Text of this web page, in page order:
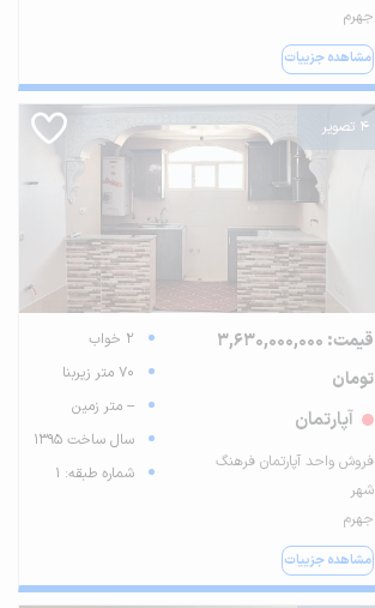
جهرم
مشاهده جزییات
4 تصویر
قیمت: 3,630,000,000
تومان
آپارتمان
فروش واحد آپارتمان فرهنگ
شهر
جهرم
مشاهده جزییات
2 خواب
70 متر زیربنا
-- متر زمین
سال ساخت 1395
شماره طبقه: 1